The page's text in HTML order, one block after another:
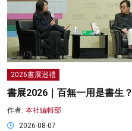
2026書展巡禮
書展2026｜百無一用是書生？
作者: 本社編輯部
2026-08-07